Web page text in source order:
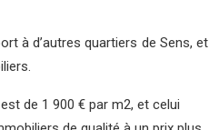
à d’autres quartiers de Sens, et
de 1 900 € par m2, et celui